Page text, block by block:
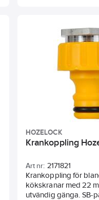
HOZELOCK
Krankoppling
Art nr: 2171821
Krankoppling för
kökskranar med 22
utvändig gänga. SB-